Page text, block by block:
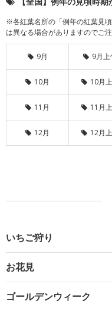
※各紅葉名所の「例年の紅葉見
は異なる場合がありますのでご注
9月 9月上
10月 10月
11月 11月
12月 12月
いちご狩り
お花見
ゴールデンウィーク